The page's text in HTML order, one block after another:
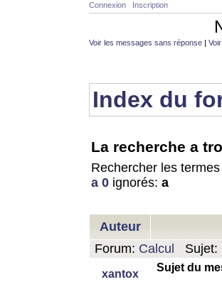
Connexion Inscription
Voir les messages sans réponse |
Index du
La recherche a
Rechercher les
a 0 ignorés: a
Auteur
Forum: Calcul Sujet:
xantox
Sujet du